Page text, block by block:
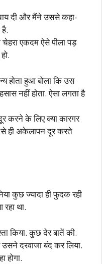
दी और मैंने उससे कहा-
एकदम ऐसे पीला पड़
होता हुआ बोला कि उस
नहीं होता. ऐसा लगता है
करने के लिए क्या कारगर
से ही अकेलापन दूर करते
कुछ ज्यादा ही फुदक रही
था.
किया. कुछ देर बातें की.
दरवाजा बंद कर लिया.
होगा.